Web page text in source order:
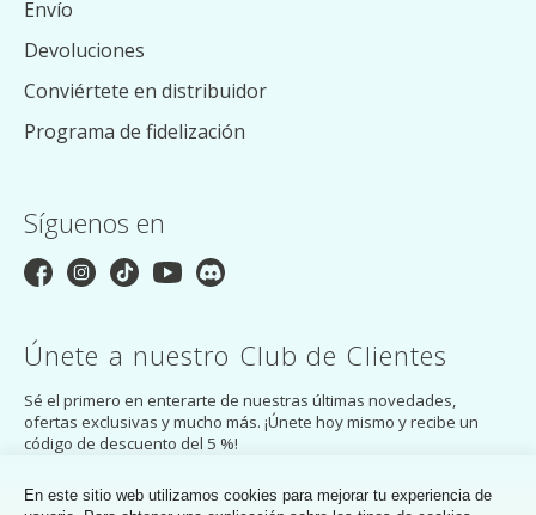
Envío
Devoluciones
Conviértete en distribuidor
Programa de fidelización
Síguenos en
Únete a nuestro Club de Clientes
Sé el primero en enterarte de nuestras últimas novedades,
ofertas exclusivas y mucho más. ¡Únete hoy mismo y recibe un
código de descuento del 5 %!
SUSCRÍBASE A
En este sitio web utilizamos cookies para mejorar tu experiencia de